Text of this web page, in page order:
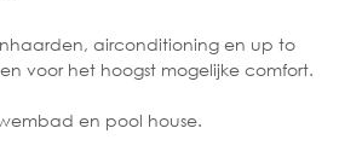
airconditioning en up to
voor het hoogst mogelijke comfort.
en pool house.